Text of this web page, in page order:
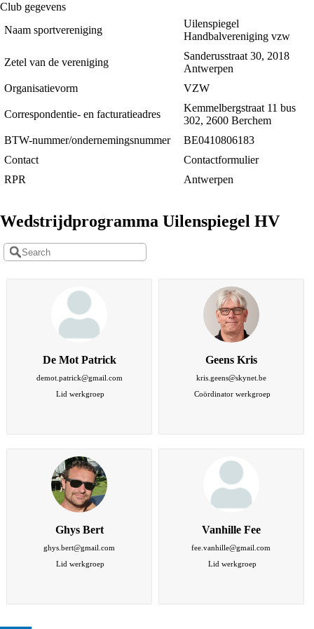
Club gegevens
Naam sportvereniging
Uilenspiegel
Handbalvereniging vzw
Zetel van de vereniging
Sanderusstraat 30, 2018
Antwerpen
Organisatievorm
VZW
Correspondentie- en facturatieadres
Kemmelbergstraat 11 bus
302, 2600 Berchem
BTW-nummer/ondernemingsnummer
BE0410806183
Contact
Contactformulier
RPR
Antwerpen
Wedstrijdprogramma Uilenspiegel HV
De Mot Patrick
demot.patrick@gmail.com
Lid werkgroep
Geens Kris
kris.geens@skynet.be
Coördinator werkgroep
Ghys Bert
ghys.bert@gmail.com
Lid werkgroep
Vanhille Fee
fee.vanhille@gmail.com
Lid werkgroep